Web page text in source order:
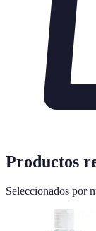
Productos
Seleccionados por